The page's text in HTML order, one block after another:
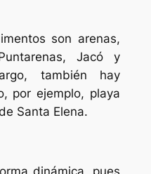
son arenas,
Jacó y
también hay
por ejemplo, playa
Santa Elena.